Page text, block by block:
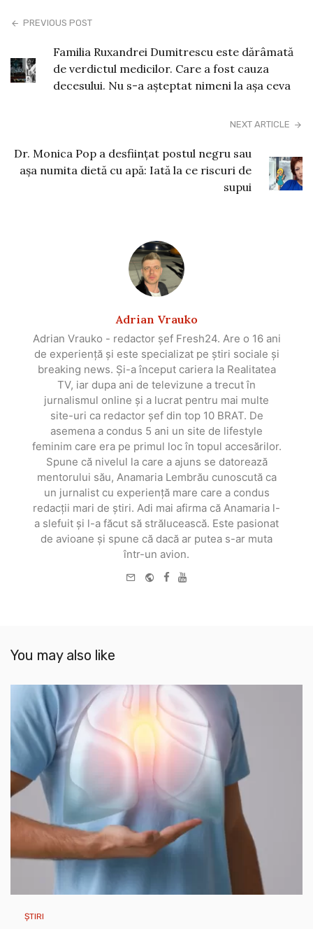
PREVIOUS POST
Familia Ruxandrei Dumitrescu este dărâmată
de verdictul medicilor. Care a fost cauza
decesului. Nu s-a așteptat nimeni la așa ceva
NEXT ARTICLE
Dr. Monica Pop a desfiinţat postul negru sau
aşa numita dietă cu apă: Iată la ce riscuri de
supui
Adrian Vrauko
Adrian Vrauko - redactor șef Fresh24. Are o 16 ani
de experiență și este specializat pe știri sociale și
breaking news. Și-a început cariera la Realitatea
TV, iar dupa ani de televizune a trecut în
jurnalismul online și a lucrat pentru mai multe
site-uri ca redactor șef din top 10 BRAT. De
asemena a condus 5 ani un site de lifestyle
feminim care era pe primul loc în topul accesărilor.
Spune că nivelul la care a ajuns se datorează
mentorului său, Anamaria Lembrău cunoscută ca
un jurnalist cu experiență mare care a condus
redacții mari de știri. Adi mai afirma că Anamaria l-
a slefuit și l-a făcut să strălucească. Este pasionat
de avioane și spune că dacă ar putea s-ar muta
într-un avion.
e-
WebsiteFacebook
You may also like
ȘTIRI